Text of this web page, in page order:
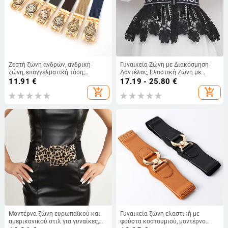
Ζεστή ζώνη ανδρών, ανδρική
ζώνη, επαγγελματική τάση,
περιστρεφόμενη αυτόματη
αγκράφα, παντελόνι ζώνης, τάση
μόδας χονδρικής
11.91 €
add_shopping_cart
Γυναικεία Ζώνη με Διακόσμηση
Δαντέλας, Ελαστική Ζώνη με
Φόρεμα, Πουκάμισο, Ζώνη
17.19 - 25.80 €
add_shopping_cart
Μοντέρνα ζώνη ευρωπαϊκού και
αμερικανικού στιλ για γυναίκες,
Γυναικεία ζώνη ελαστική με
φούστα κοστουμιού, μοντέρνο